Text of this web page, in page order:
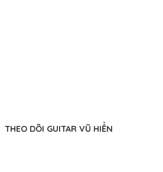
THEO DÕI GUITAR VŨ HIỂN